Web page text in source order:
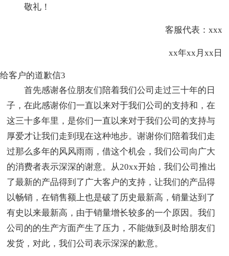
敬礼！
客服代表：xxx
xx年xx月xx日
给客户的道歉信3
首先感谢各位朋友们陪着我们公司走过三十年的日
子，在此感谢你们一直以来对于我们公司的支持和，在
这三十多年里，是你们一直以来对于我们公司的支持与
厚爱才让我们走到现在这种地步。谢谢你们陪着我们走
过那么多年的风风雨雨，借这个机会，我们公司向广大
的消费者表示深深的谢意。从20xx开始，我们公司推出
了最新的产品得到了广大客户的支持，让我们的产品得
以畅销，在销售额上也是破了历史最新高，销量达到了
有史以来最新高，由于销量增长较多的一个原因。我们
公司的的生产方面产生了压力，不能做到及时给朋友们
发货，对此，我们公司表示深深的歉意。